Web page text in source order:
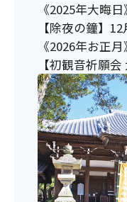
《2025年大晦日
【除夜の鐘】
《2026年お正月
【初観音祈願